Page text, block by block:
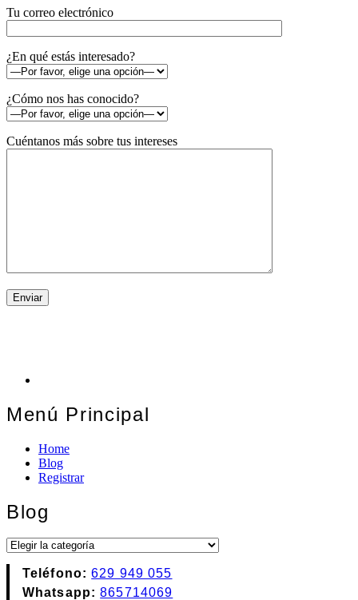
Tu correo electrónico
¿En qué estás interesado?
¿Cómo nos has conocido?
Cuéntanos más sobre tus intereses
Menú Principal
Home
Blog
Registrar
Blog
Blog
Teléfono:629 949 055
Whatsapp:865714069